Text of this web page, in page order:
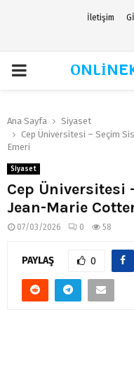
İletişim
PRIMARY
Ana Sayfa
Siyaset
Cep Üniversitesi – Seçim
Emeri
Siyaset
Cep Üniversitesi
Jean-Marie
07/03/2026 0 58
PAYLAŞ 0